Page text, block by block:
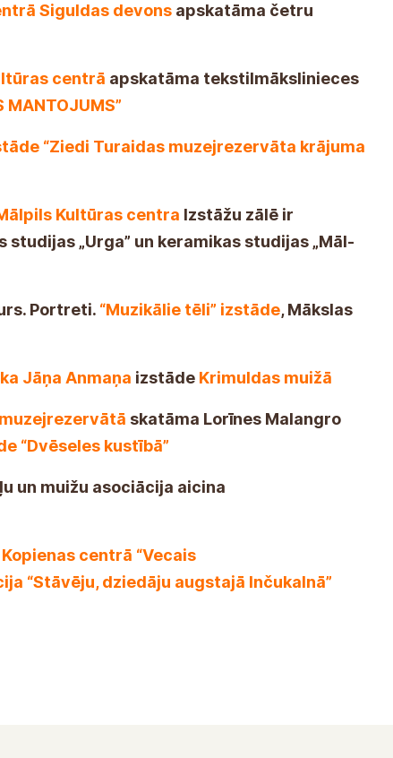
czterech artystówzatytułowana "W
DZIEDZICTWO"autorstwa artystki
wCentrum Kultury Mālpils
"Kwiaty w kolekcji Rezerwatu
HaliWystawowej Centrum Kultury Mālpils
Sztuki Ludowej "Urga" oraz pracowni
Portreti. “Muzikālie tēli” izstāde, Mākslas
Jāņa Anmaņa izstāde Krimuldas muižā
skatāma Lorīnes Malangro
“Dvēseles kustībā”
un muižu asociācija aicina
centrā “Vecais
“Stāvēju, dziedāju augstajā Inčukalnā”